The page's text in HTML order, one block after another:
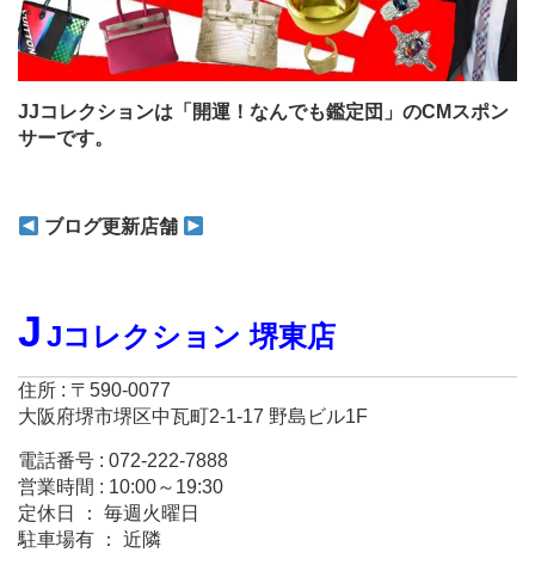
JJコレクションは「開運！なんでも鑑定団」のCMスポン
サーです。
ブログ更新店舗
J Jコレクション 堺東店
住所 : 〒590-0077
大阪府堺市堺区中瓦町2-1-17 野島ビル1F
電話番号 : 072-222-7888
営業時間 : 10:00～19:30
定休日 ： 毎週火曜日
駐車場有 ： 近隣